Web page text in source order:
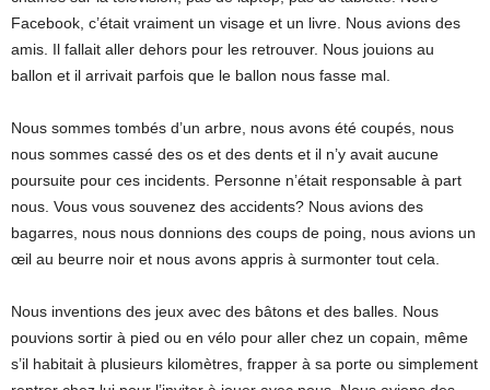
Facebook, c’était vraiment un visage et un livre. Nous avions des
amis. Il fallait aller dehors pour les retrouver. Nous jouions au
ballon et il arrivait parfois que le ballon nous fasse mal.
Nous sommes tombés d’un arbre, nous avons été coupés, nous
nous sommes cassé des os et des dents et il n’y avait aucune
poursuite pour ces incidents. Personne n’était responsable à part
nous. Vous vous souvenez des accidents? Nous avions des
bagarres, nous nous donnions des coups de poing, nous avions un
œil au beurre noir et nous avons appris à surmonter tout cela.
Nous inventions des jeux avec des bâtons et des balles. Nous
pouvions sortir à pied ou en vélo pour aller chez un copain, même
s’il habitait à plusieurs kilomètres, frapper à sa porte ou simplement